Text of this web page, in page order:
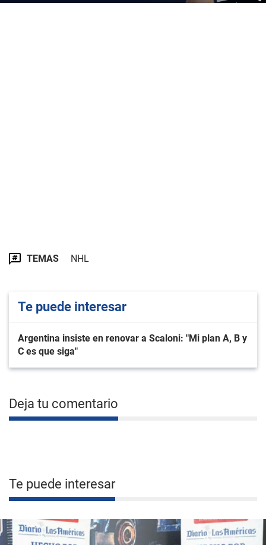
TEMAS NHL
Te puede interesar
Argentina insiste en renovar a Scaloni: "Mi plan A, B y
C es que siga"
Deja tu comentario
Te puede interesar